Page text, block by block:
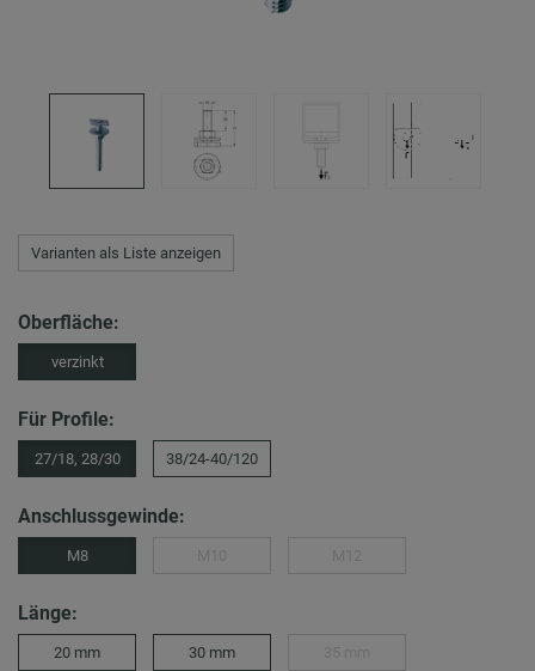
Varianten als Liste anzeigen
Oberfläche:
verzinkt
Für Profile:
27/18, 28/30 38/24-40/120
Anschlussgewinde:
M8
Länge:
20 mm 30 mm